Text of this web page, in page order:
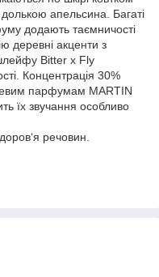
апельсина. Багаті
додають таємничості
деревні акценти з
Bitter x Fly
Концентрація 30%
парфумам MARTIN
їх звучання особливо
речовин.